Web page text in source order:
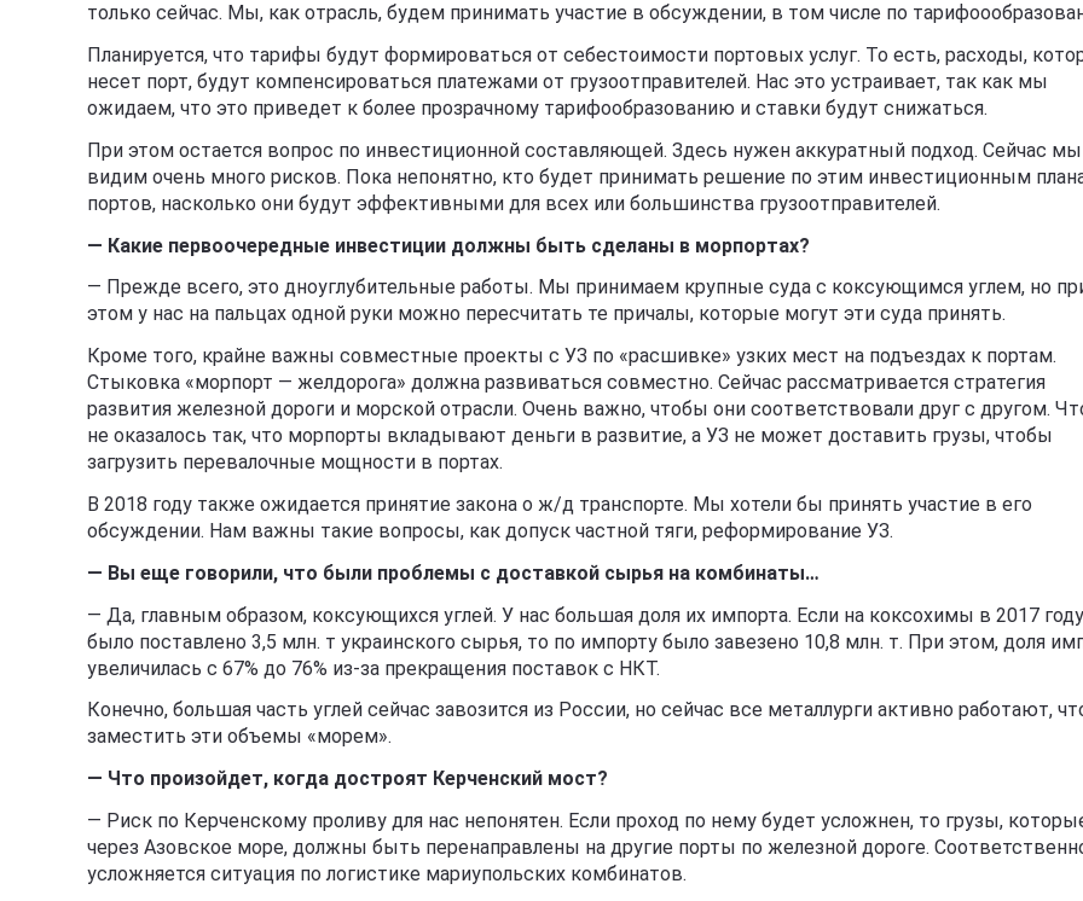
только сейчас. Мы, как отрасль, будем принимать участие в обсуждении, в том числе по
Планируется, что тарифы будут формироваться от себестоимости портовых услуг. То есть, расходы,
несет порт, будут компенсироваться платежами от грузоотправителей. Нас это устраивает, так как мы
ожидаем, что это приведет к более прозрачному тарифообразованию и ставки будут снижаться.
При этом остается вопрос по инвестиционной составляющей. Здесь нужен аккуратный подход. Сейчас мы
видим очень много рисков. Пока непонятно, кто будет принимать решение по этим инвестиционным
портов, насколько они будут эффективными для всех или большинства грузоотправителей.
— Какие первоочередные инвестиции должны быть сделаны в морпортах?
— Прежде всего, это дноуглубительные работы. Мы принимаем крупные суда с коксующимся углем, но
этом у нас на пальцах одной руки можно пересчитать те причалы, которые могут эти суда принять.
Кроме того, крайне важны совместные проекты с УЗ по «расшивке» узких мест на подъездах к портам.
Стыковка «морпорт — желдорога» должна развиваться совместно. Сейчас рассматривается стратегия
развития железной дороги и морской отрасли. Очень важно, чтобы они соответствовали друг с другом.
не оказалось так, что морпорты вкладывают деньги в развитие, а УЗ не может доставить грузы, чтобы
загрузить перевалочные мощности в портах.
В 2018 году также ожидается принятие закона о ж/д транспорте. Мы хотели бы принять участие в его
обсуждении. Нам важны такие вопросы, как допуск частной тяги, реформирование УЗ.
— Вы еще говорили, что были проблемы с доставкой сырья на комбинаты…
— Да, главным образом, коксующихся углей. У нас большая доля их импорта. Если на коксохимы в 2017 году
было поставлено 3,5 млн. т украинского сырья, то по импорту было завезено 10,8 млн. т. При этом, доля
увеличилась с 67% до 76% из-за прекращения поставок с НКТ.
Конечно, большая часть углей сейчас завозится из России, но сейчас все металлурги активно работают,
заместить эти объемы «морем».
— Что произойдет, когда достроят Керченский мост?
— Риск по Керченскому проливу для нас непонятен. Если проход по нему будет усложнен, то грузы,
через Азовское море, должны быть перенаправлены на другие порты по железной дороге.
усложняется ситуация по логистике мариупольских комбинатов.